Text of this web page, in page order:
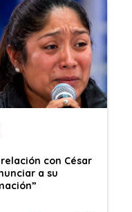
con César
a su